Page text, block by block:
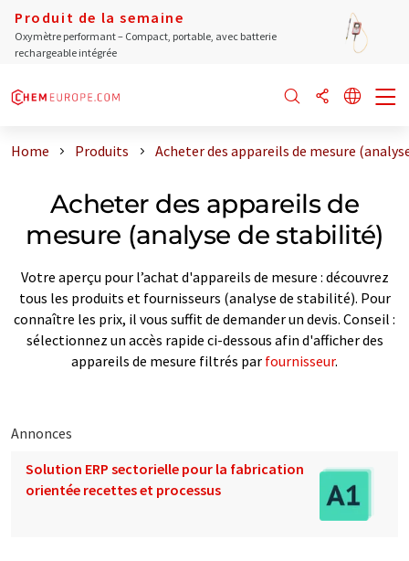
Produit de la semaine
Oxymètre performant – Compact, portable, avec batterie
rechargeable intégrée
Home Produits Acheter des appareils de mesure
Acheter des appareils de
mesure (analyse de stabilité)
Votre aperçu pour l’achat d'appareils de mesure : découvrez
tous les produits et fournisseurs (analyse de stabilité). Pour
connaître les prix, il vous suffit de demander un devis. Conseil :
sélectionnez un accès rapide ci-dessous afin d'afficher des
appareils de mesure filtrés par fournisseur.
Annonces
Solution ERP sectorielle pour la fabrication
orientée recettes et processus